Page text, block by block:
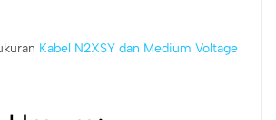
Kabel N2XSY dan Medium Voltage